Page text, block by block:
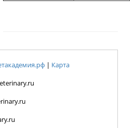
| Карта